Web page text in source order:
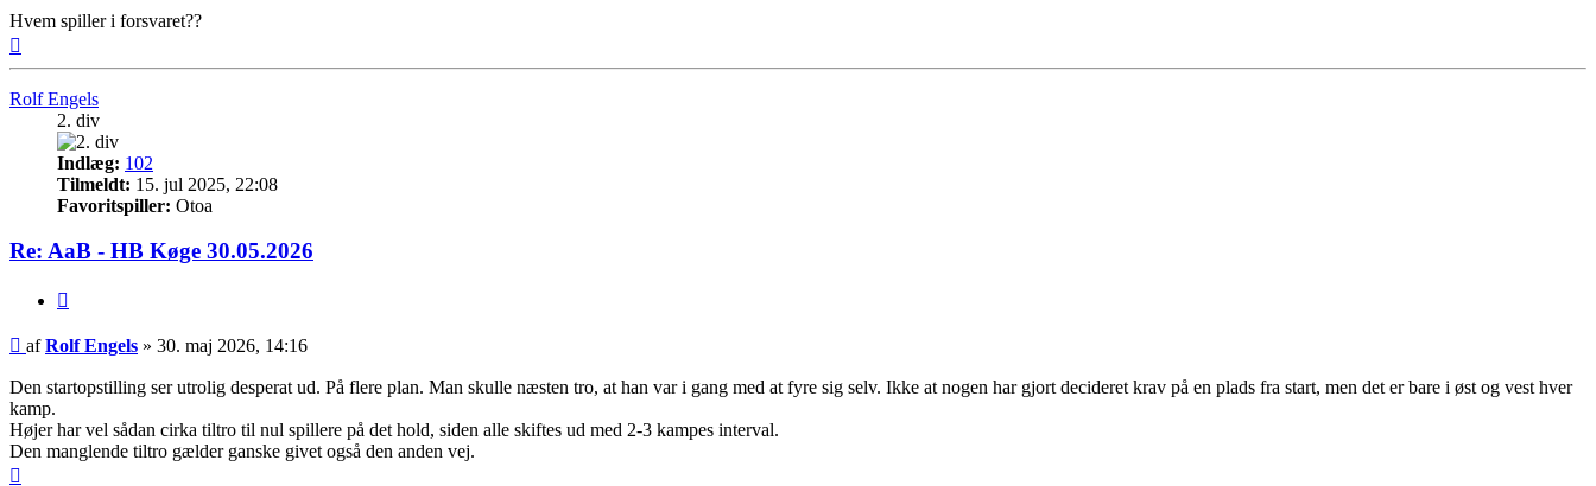
Hvem spiller i forsvaret??
Rolf Engels
2. div
Indlæg: 102
Tilmeldt: 15. jul 2025, 22:08
Favoritspiller: Otoa
Re: AaB - HB Køge 30.05.2026
Indlæg
afRolf Engels » 30. maj 2026, 14:16
Den startopstilling ser utrolig desperat ud. På flere plan. Man skulle næsten tro, at han var i gang med at fyre sig selv. Ikke at nogen har gjort decideret krav på en plads fra start, men det er bare i øst og vest hver
kamp.
Højer har vel sådan cirka tiltro til nul spillere på det hold, siden alle skiftes ud med 2-3 kampes interval.
Den manglende tiltro gælder ganske givet også den anden vej.